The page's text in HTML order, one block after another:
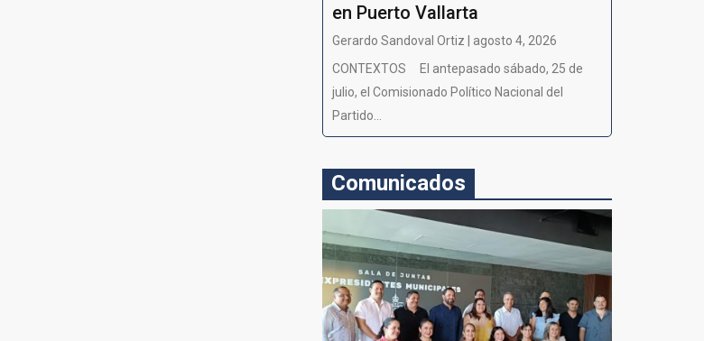
en Puerto Vallarta
Gerardo Sandoval Ortiz | agosto 4, 2026
CONTEXTOS El antepasado sábado, 25 de
julio, el Comisionado Político Nacional del
Partido...
Comunicados